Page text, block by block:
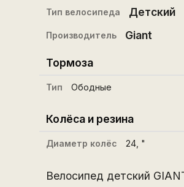
Тип велосипеда Детский
Производитель Giant
Тормоза
Тип Ободные
Колёса и резина
Диаметр колёс 24, "
Велосипед детский